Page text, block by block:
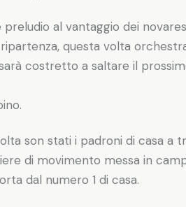
al vantaggio dei
questa volta
costretto a saltare il
son stati i padroni di casa a
di movimento messa in
dal numero 1 di casa.